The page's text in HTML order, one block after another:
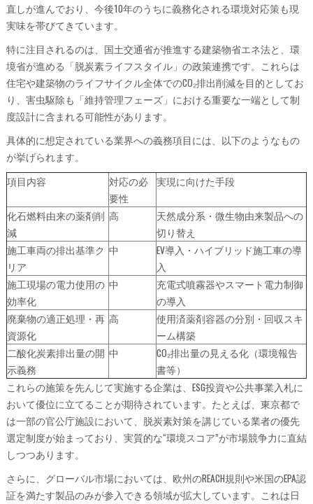
直しが進んでおり、今後10年のうちに義務化される環境対応策も現
実味を帯びてきています。
特に注目されるのは、国土交通省が推進する建築物省エネ法と、環
境省が進める「脱炭素ライフスタイル」の政策連携です。これらは
住宅や建築物のライフサイクル全体でのCO₂排出削減を目的としてお
り、害虫駆除も「維持管理フェーズ」における重要な一端として制
度設計に含まれる可能性があります。
具体的に想定されている業界への義務項目には、以下のようなもの
が挙げられます。
項目内容
対応の必
要性
実現に向けた手段
化石燃料由来の薬剤削
減
高
天然成分系・微生物由来製品への
切り替え
施工車両の排出基準ク
リア
中
EV導入・ハイブリッド施工車の導
入
施工現場の電力使用の
効率化
中
充電式噴霧器やスマート電力制御
の導入
廃棄物の適正処理・再
資源化
高
使用済薬剤容器の分別・回収スキ
ーム構築
二酸化炭素排出量の開
示義務
中
CO₂排出量の見える化（環境報告
書等）
これらの施策を先んじて実施する企業は、ESG投資や公共事業入札に
おいて優位に立てることが期待されています。たとえば、東京都で
は一部の官公庁施設において、脱炭素対策を講じている業者の優先
選定制度が始まっており、実質的な“環境スコア”が市場競争力に直結
しつつあります。
さらに、グローバル市場においては、欧州のREACH規則や米国のEPA認
証を満たす製品のみが参入できる領域が拡大しています。これは日